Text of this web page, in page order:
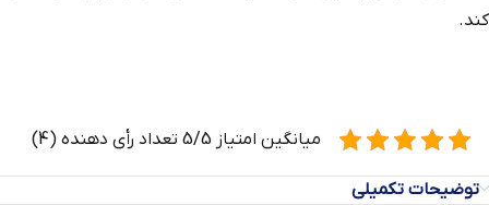
کند.
میانگین امتیاز 5/5 تعداد رأی دهنده (4)
توضیحات تکمیلی